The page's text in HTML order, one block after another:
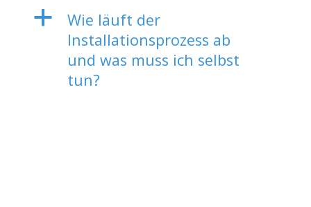
a
Wie läuft der
Installationsprozess ab
und was muss ich selbst
tun?